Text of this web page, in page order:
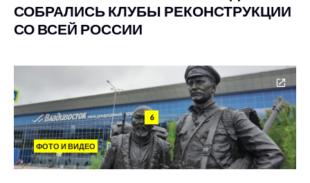
СОБРАЛИСЬ КЛУБЫ РЕКОНСТРУКЦИИ
СО ВСЕЙ РОССИИ
6
ФОТО И ВИДЕО